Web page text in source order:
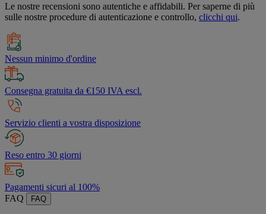
Le nostre recensioni sono autentiche e affidabili. Per saperne di più
sulle nostre procedure di autenticazione e controllo, clicchi qui.
Nessun minimo d'ordine
Consegna gratuita da €150 IVA escl.
Servizio clienti a vostra disposizione
Reso entro 30 giorni
Pagamenti sicuri al 100%
FAQ
FAQ